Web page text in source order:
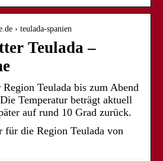
› teulada-spanien
Teulada –
Teulada bis zum Abend
Temperatur beträgt aktuell
auf rund 10 Grad zurück.
für die Region Teulada von